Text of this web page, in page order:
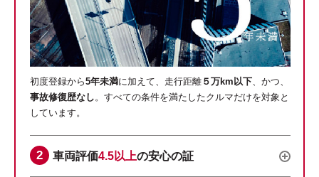
初度登録から5年未満に加えて、走行距離 ５万km以下、かつ、
事故修復歴なし。すべての条件を満たしたクルマだけを対象と
しています。
車両評価4.5以上の安心の証